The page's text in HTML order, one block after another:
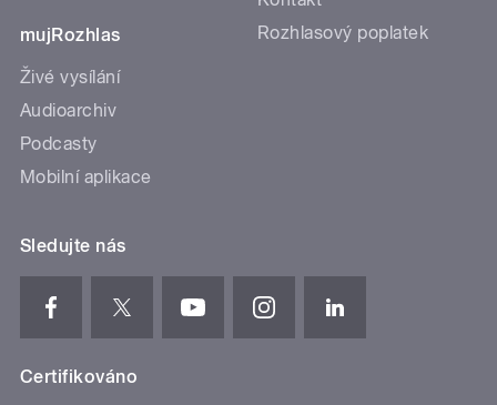
mujRozhlas
Živé vysílání
Audioarchiv
Podcasty
Mobilní aplikace
Rozhlasový poplatek
Sledujte nás
Certifikováno